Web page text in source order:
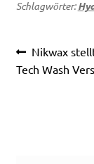
Schlagwörter:
Vorheriger
Beitrag:
Nikwax
Tech Wash